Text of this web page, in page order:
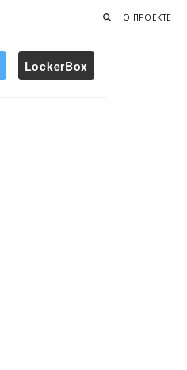
О ПРОЕКТЕ
LockerBox